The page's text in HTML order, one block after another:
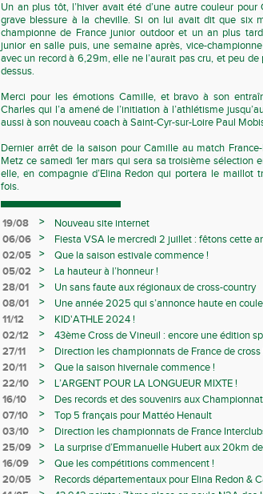
Un an plus tôt, l’hiver avait été d’une autre couleur pour
grave blessure à la cheville. Si on lui avait dit que six
championne de France junior outdoor et un an plus
junior en salle puis, une semaine après, vice-
avec un record à 6,29m, elle ne l’aurait pas cru, et peu
dessus.
Merci pour les émotions Camille, et bravo à son
Charles qui l’a amené de l’initiation à l’athlétisme
aussi à son nouveau coach à Saint-Cyr-sur-Loire Paul
Dernier arrêt de la saison pour Camille au match
Metz ce samedi 1er mars qui sera sa troisième sélection
elle, en compagnie d’Elina Redon qui portera le maillot
fois.
19/08 >
Nouveau site internet
06/06
>
Fiesta VSA le mercredi 2 juillet : fêtons cette
02/05
>
Que la saison estivale commence !
05/02
>
La hauteur à l’honneur !
28/01
>
Un sans faute aux régionaux de cross-country
08/01
>
Une année 2025 qui s’annonce haute en
11/12
>
KID'ATHLE 2024 !
02/12
>
43ème Cross de Vineuil : encore une édition
27/11
>
Direction les championnats de France de cross
20/11
>
Que la saison hivernale commence !
22/10
>
L’ARGENT POUR LA LONGUEUR MIXTE !
16/10
>
Des records et des souvenirs aux
Avenirs
07/10 >
Top 5 français pour Mattéo Henault
03/10
>
Direction les championnats de France
25/09
>
La surprise d’Emmanuelle Hubert aux 20km
16/09
>
Que les compétitions commencent !
20/05
>
Records départementaux pour Elina Redon &